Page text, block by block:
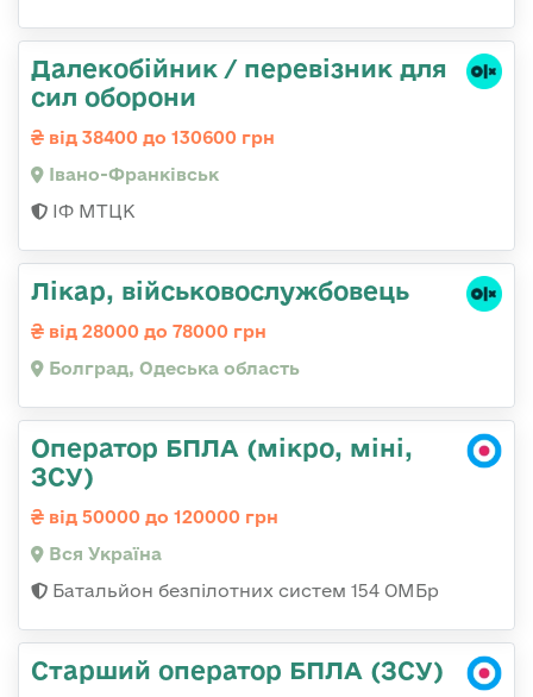
Далекобійник / перевізник для
сил оборони
від 38400 до 130600 грн
Івано-Франківськ
ІФ МТЦК
Лікар, військовослужбовець
від 28000 до 78000 грн
Болград, Одеська область
Оператор БПЛА (мікро, міні,
ЗСУ)
від 50000 до 120000 грн
Вся Україна
Батальйон безпілотних систем 154 ОМБр
Старший оператор БПЛА (ЗСУ)